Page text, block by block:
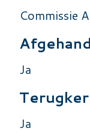
Commissie
Ja
Ja